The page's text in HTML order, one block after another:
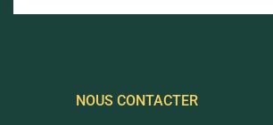
NOUS CONTACTER